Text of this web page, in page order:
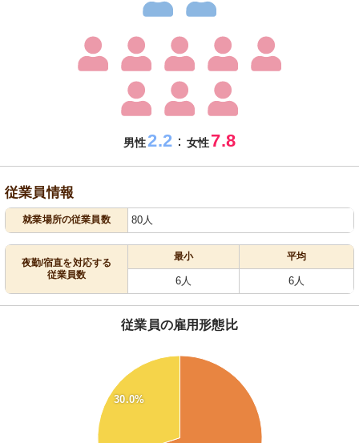
男性2.2：女性7.8
従業員情報
就業場所の従業員数 80人
夜勤/宿直を対応する
従業員数
最小 平均
6人 6人
従業員の雇用形態比
30.0%